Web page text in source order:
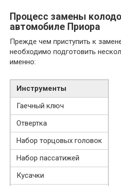
Процесс замены
автомобиле Приора
Прежде чем приступить к
необходимо подготовить
именно:
Инструменты
Гаечный ключ
Отвертка
Набор торцовых головок
Набор пассатижей
Кусачки